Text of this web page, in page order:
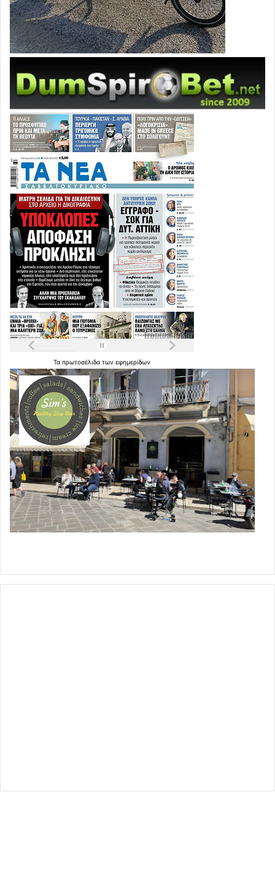
Τα πρωτοσέλιδα των εφημερίδων